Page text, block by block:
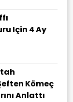
Için 4 Ay
Kömeç
Anlattı